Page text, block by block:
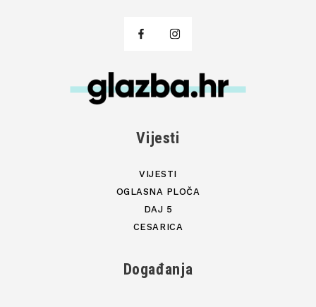
Vijesti
VIJESTI
OGLASNA PLOČA
DAJ 5
CESARICA
Događanja